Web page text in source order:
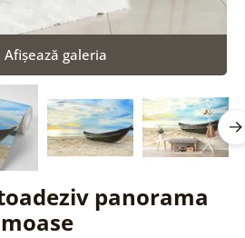
panorama
Afişează galeria